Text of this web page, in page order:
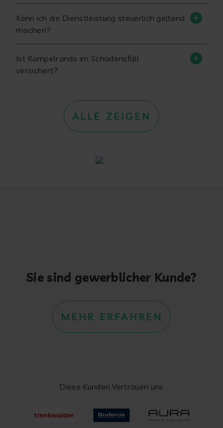
Kann ich die Dienstleistung steuerlich geltend
machen?
Ist Rümpelrando im Schadensfall
versichert?
ALLE ZEIGEN
Sie sind gewerblicher Kunde?
MEHR ERFAHREN
Diese Kunden Vertrauen uns